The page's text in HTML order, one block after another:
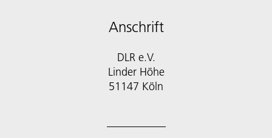
Anschrift
DLR e.V.
Linder Höhe
51147 Köln